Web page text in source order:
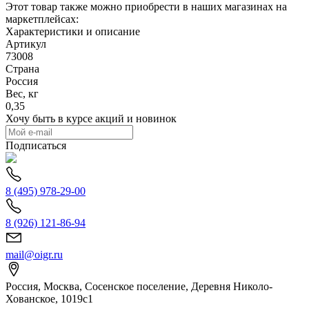
Этот товар также можно приобрести в наших магазинах на
маркетплейсах:
Характеристики и описание
Артикул
73008
Страна
Россия
Вес, кг
0,35
Хочу быть в курсе акций и новинок
Подписаться
8 (495) 978-29-00
8 (926) 121-86-94
mail@oigr.ru
Россия, Москва, Сосенское поселение, Деревня Николо-
Хованское, 1019с1